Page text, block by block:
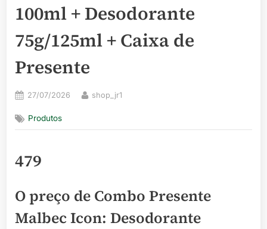
100ml + Desodorante
75g/125ml + Caixa de
Presente
Posted
27/07/2026 By
shop_jr1
Produtos
479
O preço de Combo Presente
Malbec Icon: Desodorante